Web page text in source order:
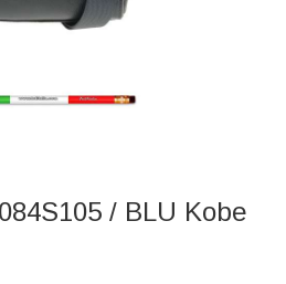
/ BLU Kobe